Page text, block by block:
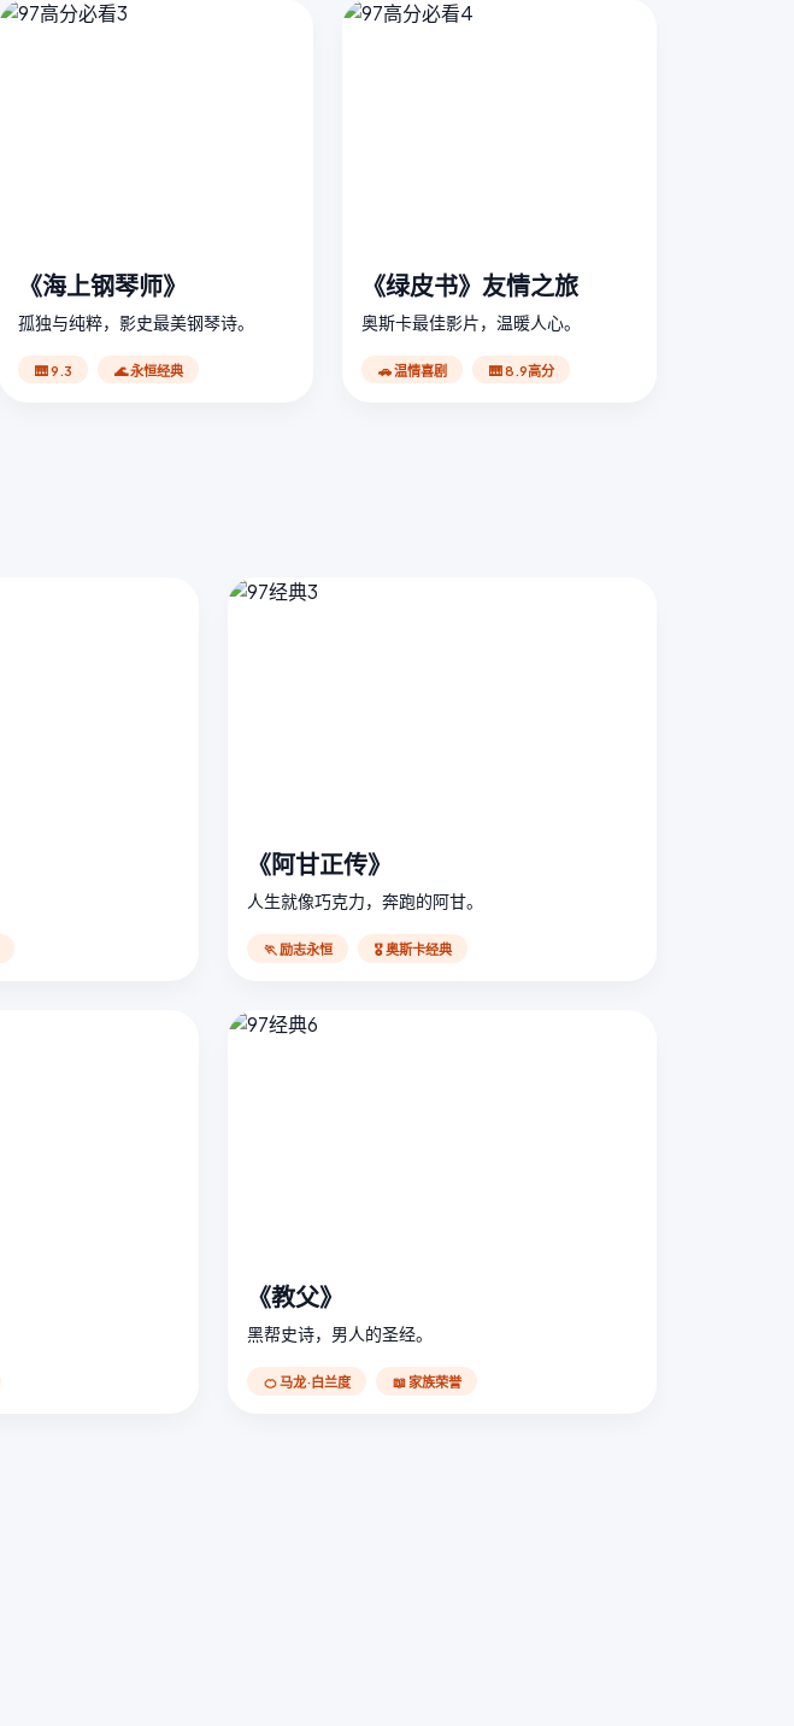
《海上钢琴师》
孤独与纯粹，影史最美钢琴诗。
🎹 9.3 🌊 永恒经典
《绿皮书》友情之旅
奥斯卡最佳影片，温暖人心。
🚗 温情喜剧 🎹 8.9高分
《阿甘正传》
人生就像巧克力，奔跑的阿甘。
🏃 励志永恒 🎖️ 奥斯卡经典
《教父》
黑帮史诗，男人的圣经。
🍊 马龙·白兰度 📖 家族荣誉